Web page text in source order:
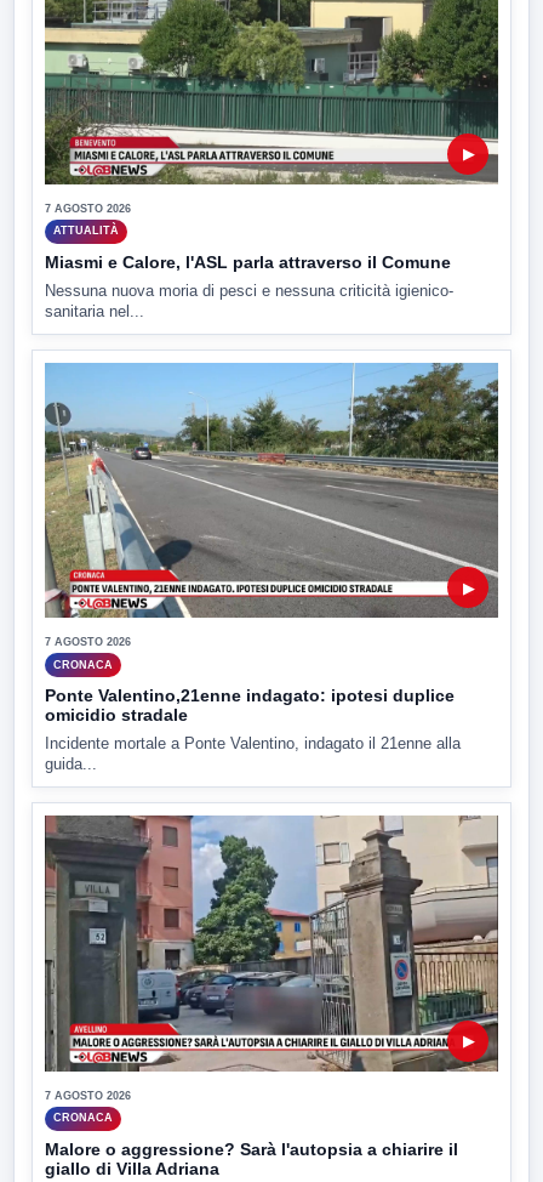
▶
7 AGOSTO 2026
ATTUALITÀ
Miasmi e Calore, l'ASL parla attraverso il Comune
Nessuna nuova moria di pesci e nessuna criticità igienico-
sanitaria nel...
▶
7 AGOSTO 2026
CRONACA
Ponte Valentino,21enne indagato: ipotesi duplice
omicidio stradale
Incidente mortale a Ponte Valentino, indagato il 21enne alla
guida...
▶
7 AGOSTO 2026
CRONACA
Malore o aggressione? Sarà l'autopsia a chiarire il
giallo di Villa Adriana